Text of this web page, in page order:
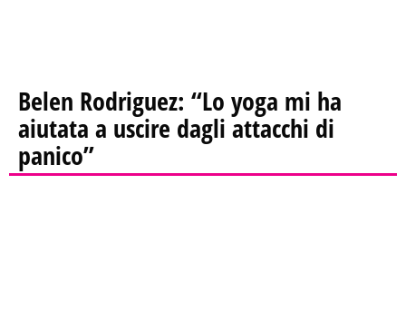
Belen Rodriguez: “Lo yoga mi ha
aiutata a uscire dagli attacchi di
panico”